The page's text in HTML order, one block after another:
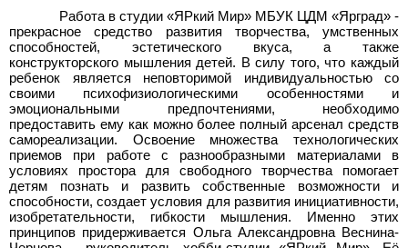
Работа в студии «ЯРкий Мир» МБУК ЦДМ «Ярград» -
прекрасное средство развития творчества, умственных
способностей, эстетического вкуса, а также
конструкторского мышления детей. В силу того, что каждый
ребенок является неповторимой индивидуальностью со
своими психофизиологическими особенностями и
эмоциональными предпочтениями, необходимо
предоставить ему как можно более полный арсенал средств
самореализации. Освоение множества технологических
приемов при работе с разнообразными материалами в
условиях простора для свободного творчества помогает
детям познать и развить собственные возможности и
способности, создает условия для развития инициативности,
изобретательности, гибкости мышления. Именно этих
принципов придерживается Ольга Александровна Веснина-